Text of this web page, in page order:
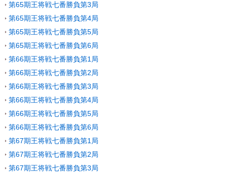
第65期王将戦七番勝負第3局
第65期王将戦七番勝負第4局
第65期王将戦七番勝負第5局
第65期王将戦七番勝負第6局
第66期王将戦七番勝負第1局
第66期王将戦七番勝負第2局
第66期王将戦七番勝負第3局
第66期王将戦七番勝負第4局
第66期王将戦七番勝負第5局
第66期王将戦七番勝負第6局
第67期王将戦七番勝負第1局
第67期王将戦七番勝負第2局
第67期王将戦七番勝負第3局